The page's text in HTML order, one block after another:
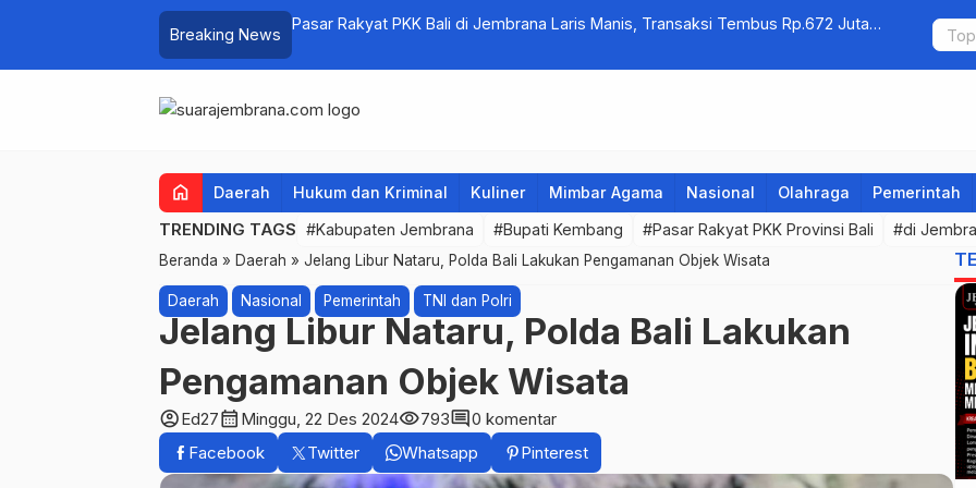
Breaking News
Pasar Rakyat PKK Bali di Jembrana Laris Manis, Transaksi Tembus Rp.672 Juta
Kelola
Warga Sri
home Daerah Hukum dan Kriminal Kuliner Mimbar Agama Nasional Olahraga Pemerintah
TRENDING TAGS #Kabupaten Jembrana #Bupati Kembang #Pasar Rakyat PKK Provinsi Bali #di
Beranda » Daerah » Jelang Libur Nataru, Polda Bali Lakukan Pengamanan Objek Wisata
Daerah Nasional Pemerintah TNI dan Polri
Jelang Libur Nataru, Polda Bali Lakukan
Pengamanan Objek Wisata
account_circleEd27calendar_month Minggu, 22 Des 2024visibility793comment0 komentar
Facebook
Twitter Whatsapp Pinterest